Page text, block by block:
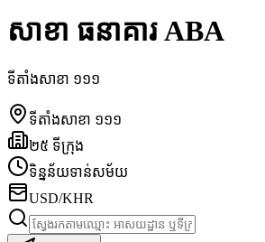
សាខា ធនាគារ ABA
ទីតាំងសាខា ១១១
ទីតាំងសាខា ១១១
២៥ ទីក្រុង
ទិន្នន័យទាន់សម័យ
USD/KHR